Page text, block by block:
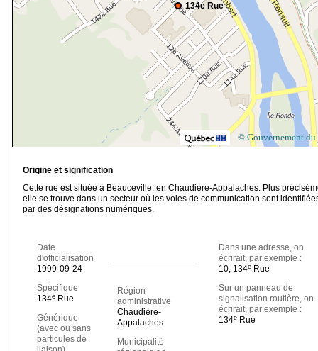
134e Rue
© Gouvernement du
Origine et signification
Cette rue est située à Beauceville, en Chaudière-Appalaches. Plus
elle se trouve dans un secteur où les voies de communication sont
par des désignations numériques.
Date
d'officialisation
1999-09-24
Spécifique
134e Rue
Générique
(avec ou sans
particules de
Région
administrative
Chaudière-
Appalaches
Municipalité
Dans une adresse, on
écrirait, par exemple :
10, 134eRue
Sur un panneau de
signalisation routière, on
écrirait, par exemple :
134eRue